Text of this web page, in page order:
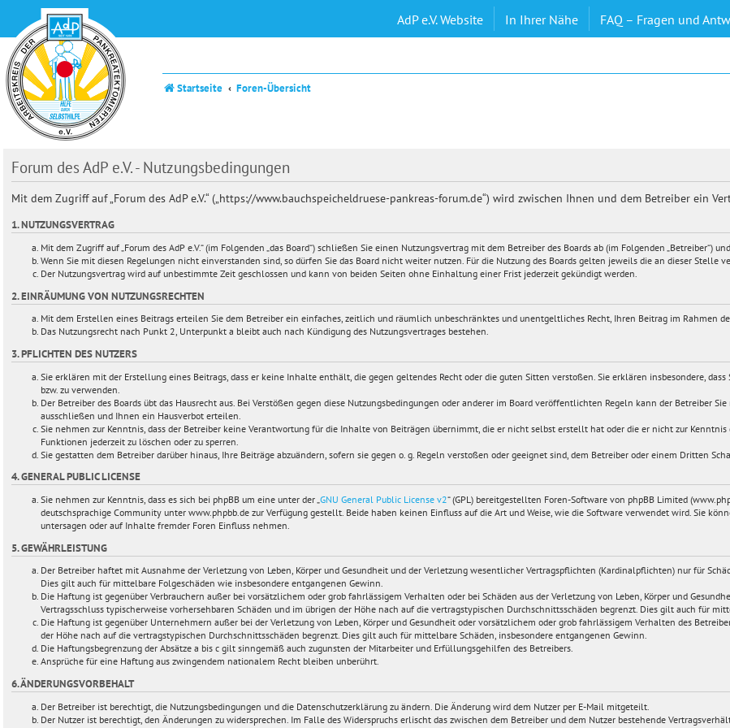
AdP e.V. Website In Ihrer Nähe FAQ – Fragen und
Startseite Foren-Übersicht
Forum des AdP e.V. - Nutzungsbedingungen
Mit dem Zugriff auf „Forum des AdP e.V.“ („https://www.bauchspeicheldruese-pankreas-forum.de“) wird zwischen Ihnen und dem Betreiber ein
1. NUTZUNGSVERTRAG
Mit dem Zugriff auf „Forum des AdP e.V.“ (im Folgenden „das Board“) schließen Sie einen Nutzungsvertrag mit dem Betreiber des Boards ab (im Folgenden „Betreiber“)
Wenn Sie mit diesen Regelungen nicht einverstanden sind, so dürfen Sie das Board nicht weiter nutzen. Für die Nutzung des Boards gelten jeweils die an dieser Stelle
Der Nutzungsvertrag wird auf unbestimmte Zeit geschlossen und kann von beiden Seiten ohne Einhaltung einer Frist jederzeit gekündigt werden.
2. EINRÄUMUNG VON NUTZUNGSRECHTEN
Mit dem Erstellen eines Beitrags erteilen Sie dem Betreiber ein einfaches, zeitlich und räumlich unbeschränktes und unentgeltliches Recht, Ihren Beitrag im Rahmen
Das Nutzungsrecht nach Punkt 2, Unterpunkt a bleibt auch nach Kündigung des Nutzungsvertrages bestehen.
3. PFLICHTEN DES NUTZERS
Sie erklären mit der Erstellung eines Beitrags, dass er keine Inhalte enthält, die gegen geltendes Recht oder die guten Sitten verstoßen. Sie erklären insbesondere,
bzw. zu verwenden.
Der Betreiber des Boards übt das Hausrecht aus. Bei Verstößen gegen diese Nutzungsbedingungen oder anderer im Board veröffentlichten Regeln kann der Betreiber
ausschließen und Ihnen ein Hausverbot erteilen.
Sie nehmen zur Kenntnis, dass der Betreiber keine Verantwortung für die Inhalte von Beiträgen übernimmt, die er nicht selbst erstellt hat oder die er nicht zur
Funktionen jederzeit zu löschen oder zu sperren.
Sie gestatten dem Betreiber darüber hinaus, Ihre Beiträge abzuändern, sofern sie gegen o. g. Regeln verstoßen oder geeignet sind, dem Betreiber oder einem Dritten
4. GENERAL PUBLIC LICENSE
Sie nehmen zur Kenntnis, dass es sich bei phpBB um eine unter der „ GNU General Public License v2“ (GPL) bereitgestellten Foren-Software von phpBB Limited
deutschsprachige Community unter www.phpbb.de zur Verfügung gestellt. Beide haben keinen Einfluss auf die Art und Weise, wie die Software verwendet wird. Sie
untersagen oder auf Inhalte fremder Foren Einfluss nehmen.
5. GEWÄHRLEISTUNG
Der Betreiber haftet mit Ausnahme der Verletzung von Leben, Körper und Gesundheit und der Verletzung wesentlicher Vertragspflichten (Kardinalpflichten) nur für
Dies gilt auch für mittelbare Folgeschäden wie insbesondere entgangenen Gewinn.
Die Haftung ist gegenüber Verbrauchern außer bei vorsätzlichem oder grob fahrlässigem Verhalten oder bei Schäden aus der Verletzung von Leben, Körper und
Vertragsschluss typischerweise vorhersehbaren Schäden und im übrigen der Höhe nach auf die vertragstypischen Durchschnittsschäden begrenzt. Dies gilt auch für
Die Haftung ist gegenüber Unternehmern außer bei der Verletzung von Leben, Körper und Gesundheit oder vorsätzlichem oder grob fahrlässigem Verhalten des
der Höhe nach auf die vertragstypischen Durchschnittsschäden begrenzt. Dies gilt auch für mittelbare Schäden, insbesondere entgangenen Gewinn.
Die Haftungsbegrenzung der Absätze a bis c gilt sinngemäß auch zugunsten der Mitarbeiter und Erfüllungsgehilfen des Betreibers.
Ansprüche für eine Haftung aus zwingendem nationalem Recht bleiben unberührt.
6. ÄNDERUNGSVORBEHALT
Der Betreiber ist berechtigt, die Nutzungsbedingungen und die Datenschutzerklärung zu ändern. Die Änderung wird dem Nutzer per E-Mail mitgeteilt.
Der Nutzer ist berechtigt, den Änderungen zu widersprechen. Im Falle des Widerspruchs erlischt das zwischen dem Betreiber und dem Nutzer bestehende